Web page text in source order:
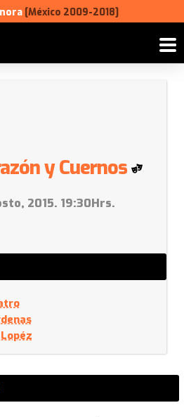
[México 2009-2018]
y Cuernos
2015. 19:30Hrs.